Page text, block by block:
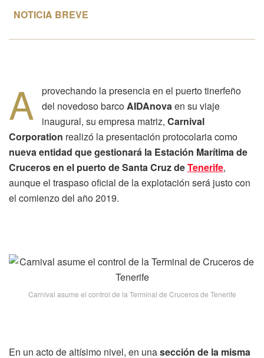
NOTICIA BREVE
A
provechando la presencia en el puerto tinerfeño
del novedoso barcoAIDAnovaen su viaje
inaugural, su empresa matriz, Carnival
Corporation realizó la presentación protocolaria como
nueva entidad que gestionará la Estación Marítima de
Cruceros en el puerto de Santa Cruz deTenerife,
aunque el traspaso oficial de la explotación será justo con
el comienzo del año 2019.
Carnival asume el control de la Terminal de Cruceros de Tenerife
En un acto de altísimo nivel, en unasección de la misma